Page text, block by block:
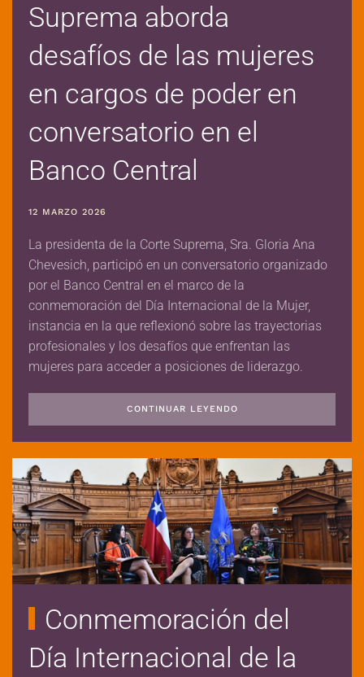
Suprema aborda
desafíos de las mujeres
en cargos de poder en
conversatorio en el
Banco Central
12 MARZO 2026
La presidenta de la Corte Suprema, Sra. Gloria Ana
Chevesich, participó en un conversatorio organizado
por el Banco Central en el marco de la
conmemoración del Día Internacional de la Mujer,
instancia en la que reflexionó sobre las trayectorias
profesionales y los desafíos que enfrentan las
mujeres para acceder a posiciones de liderazgo.
CONTINUAR LEYENDO
Conmemoración del
Día Internacional de la